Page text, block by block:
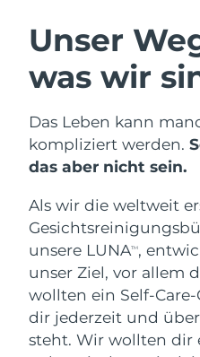
Unser
was wir
Das Leben kann
kompliziert werden.
das aber nicht sein.
Als wir die weltweit
unsere LUNATM,
unser Ziel, vor allem
wollten ein Self-
dir jederzeit und
steht. Wir wollten dir
Gesichtsreinigung
LUNA™ 4
Anti-aging
Massage,
LUNA™ 4
For men,
BEAR™ 2
Microcurrent
Microcurrent
BEAR™ 2
Microcurrent
Hydratisierung
UFO™ 3
Deep facial
UFO™ 3
Near-
device
issa™ 4
Hybrid
issa™ 4
Smart hybrid
FAQ™ ANTI-
Anti-aging
Bahrain
Belgien
Bermuda
Bosnien und
Brunei Darussalam
Bulgarien
Kanada